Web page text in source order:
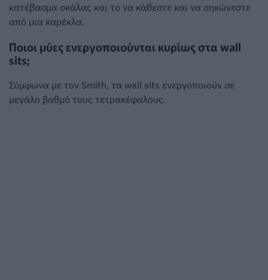
κατέβασμα σκάλας και το να κάθεστε και να σηκώνεστε
από μια καρέκλα.
Ποιοι μύες ενεργοποιούνται κυρίως στα wall
sits;
Σύμφωνα με τον Smith, τα wall sits ενεργοποιούν σε
μεγάλο βαθμό τους τετρακέφαλους.